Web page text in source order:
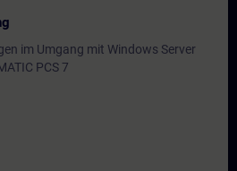
im Umgang mit Windows Server
PCS 7